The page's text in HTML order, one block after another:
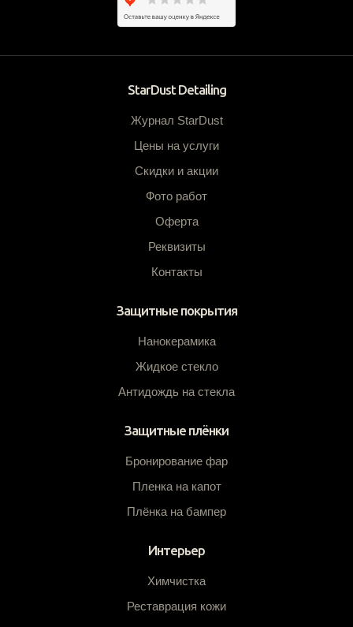
StarDust Detailing
Журнал StarDust
Цены на услуги
Скидки и акции
Фото работ
Оферта
Реквизиты
Контакты
Защитные покрытия
Нанокерамика
Жидкое стекло
Антидождь на стекла
Защитные плёнки
Бронирование фар
Пленка на капот
Плёнка на бампер
Интерьер
Химчистка
Реставрация кожи